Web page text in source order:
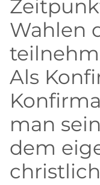
Wahlen
Als
man
dem